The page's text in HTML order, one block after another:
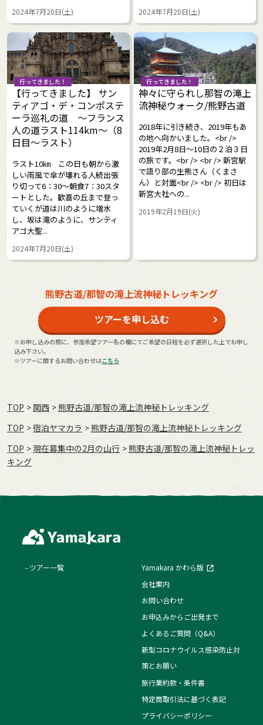
2024年7月20日(土) 2024年7月20日(土)
行ってきました！
【行ってきました】 サン
ティアゴ・デ・コンポステ
ーラ巡礼の道 ～フランス
人の道ラスト114km～（8
日目～ラスト）
ラスト10㎞ この日も朝から激
しい雨風で傘が壊れる人続出張
り切って6：30～朝食7：30スタ
ートとした。歓喜の丘まで登っ
ていくが道は川のように増水
し、坂は滝のように、サンティ
アゴ大聖...
2024年7月20日(土)
行ってきました！
神々に守られし那智の滝上
流神秘ウォーク/熊野古道
2018年に引き続き、2019年もあ
の地へ向かいました。<br />
2019年2月8日～10日の２泊３日
の旅です。<br /> <br /> 新宮駅
で語り部の生熊さん（くまさ
ん）と対面<br /> <br /> 初日は
新宮大社への...
2019年2月19日(火)
熊野古道/那智の滝上流神秘トレッキング
ツアーを申し込む
※お申し込みの際に、参加希望ツアー名の欄にてご希望の日程を必ず選択した上でお申し
込み下さい。
※ツアーに関するお問い合わせはこちら
TOP 関西
熊野古道/那智の滝上流神秘トレッキング
TOP
宿泊ヤマカラ
熊野古道/那智の滝上流神秘トレッキング
TOP
現在募集中の2月の山行
熊野古道/那智の滝上流神秘トレッ
キング
ツアー一覧
Yamakara かわら版
会社案内
お問い合わせ
お申込みからご出発まで
よくあるご質問（Q&A）
新型コロナウイルス感染防止対
策とお願い
旅行業約款・条件書
特定商取引法に基づく表記
プライバシーポリシー